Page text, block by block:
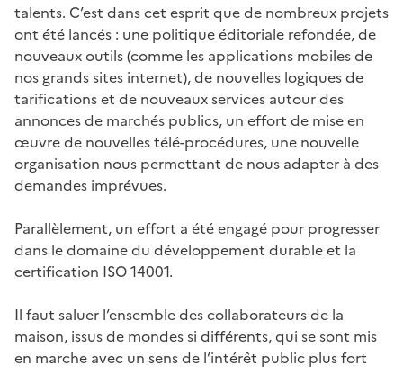
talents. C’est dans cet esprit que de nombreux projets
ont été lancés : une politique éditoriale refondée, de
nouveaux outils (comme les applications mobiles de
nos grands sites internet), de nouvelles logiques de
tarifications et de nouveaux services autour des
annonces de marchés publics, un effort de mise en
œuvre de nouvelles télé-procédures, une nouvelle
organisation nous permettant de nous adapter à des
demandes imprévues.
Parallèlement, un effort a été engagé pour progresser
dans le domaine du développement durable et la
certification ISO 14001.
Il faut saluer l’ensemble des collaborateurs de la
maison, issus de mondes si différents, qui se sont mis
en marche avec un sens de l’intérêt public plus fort